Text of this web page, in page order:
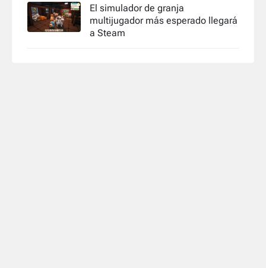
El simulador de granja
multijugador más esperado llegará
a Steam